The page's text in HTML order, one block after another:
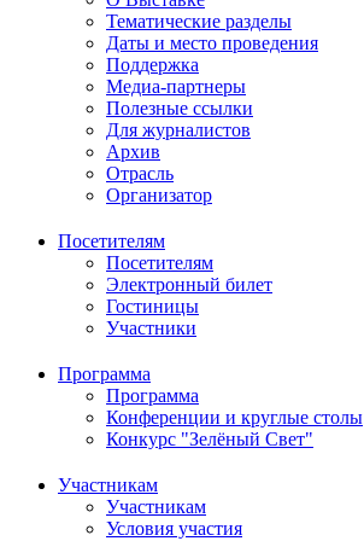
Тематические разделы
Даты и место проведения
Поддержка
Медиа-партнеры
Полезные ссылки
Для журналистов
Архив
Отрасль
Организатор
Посетителям
Посетителям
Электронный билет
Гостиницы
Участники
Программа
Программа
Конференции и круглые столы
Конкурс "Зелёный Свет"
Участникам
Участникам
Условия участия